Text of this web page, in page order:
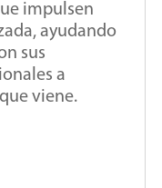
impulsen
ayudando
sus
a
viene.